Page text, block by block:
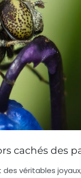
cachés des
des véritables